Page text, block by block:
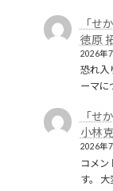
「せ
徳原
2026年
恐れ入
ーマに
「せ
小林
2026年
コメン
す。 大